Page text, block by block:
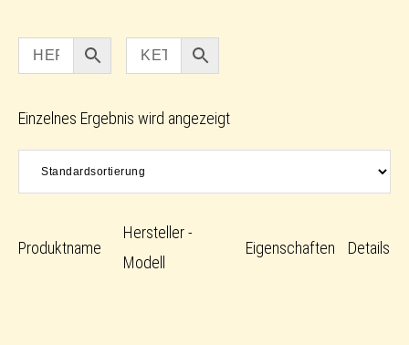
Einzelnes Ergebnis wird angezeigt
Produktname
Hersteller -
Modell
Eigenschaften Details